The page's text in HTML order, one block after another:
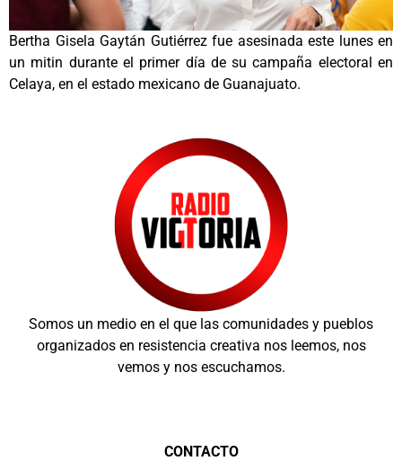
Bertha Gisela Gaytán Gutiérrez fue asesinada este lunes en
un mitin durante el primer día de su campaña electoral en
Celaya, en el estado mexicano de Guanajuato.
Somos un medio en el que las comunidades y pueblos
organizados en resistencia creativa nos leemos, nos
vemos y nos escuchamos.
CONTACTO